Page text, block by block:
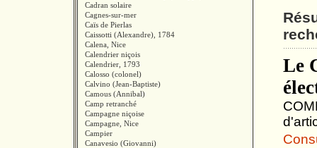
Cadran solaire
Cagnes-sur-mer
Caïs de Pierlas
Caissotti (Alexandre), 1784
Calena, Nice
Calendrier niçois
Calendrier, 1793
Calosso (colonel)
Calvino (Jean-Baptiste)
Camous (Annibal)
Camp retranché
Campagne niçoise
Campagne, Nice
Campier
Canavesio (Giovanni)
Le